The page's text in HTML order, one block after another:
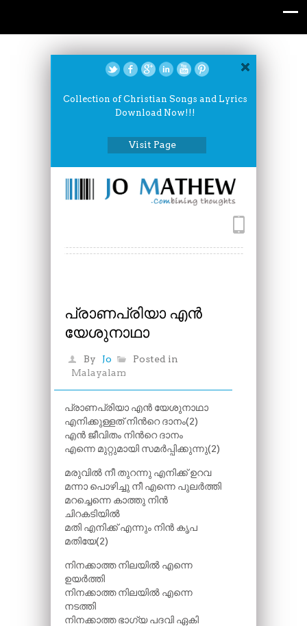
Collection of Christian Songs and Lyrics
Download Now!!!
Visit Page
പ്രാണപ്രിയാ എൻ
യേശുനാഥാ
By Jo
Posted in
Malayalam
പ്രാണപ്രിയാ എൻ യേശുനാഥാ
എനിക്കുള്ളത് നിൻറെ ദാനം(2)
എൻ ജീവിതം നിൻറെ ദാനം
എന്നെ മുറ്റുമായി സമർപ്പിക്കുന്നു(2)
മരുവിൽ നീ തുറന്നു എനിക്ക് ഉറവ
മന്നാ പൊഴിച്ചു നീ എന്നെ പുലർത്തി
മറച്ചെന്നെ കാത്തു നിൻ
ചിറകടിയിൽ
മതി എനിക്ക് എന്നും നിൻ കൃപ
മതിയേ(2)
നിനക്കാത്ത നിലയിൽ എന്നെ
ഉയർത്തി
നിനക്കാത്ത നിലയിൽ എന്നെ
നടത്തി
നിനക്കാത്ത ഭാഗ്യ പദവി ഏകി